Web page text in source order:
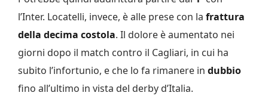
l’Inter. Locatelli, invece, è alle prese con la frattura
della decima costola. Il dolore è aumentato nei
giorni dopo il match contro il Cagliari, in cui ha
subito l’infortunio, e che lo fa rimanere in dubbio
fino all’ultimo in vista del derby d’Italia.